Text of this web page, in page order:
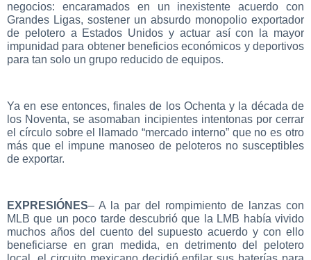
negocios: encaramados en un inexistente acuerdo con
Grandes Ligas, sostener un absurdo monopolio exportador
de pelotero a Estados Unidos y actuar así con la mayor
impunidad para obtener beneficios económicos y deportivos
para tan solo un grupo reducido de equipos.
Ya en ese entonces, finales de los Ochenta y la década de
los Noventa, se asomaban incipientes intentonas por cerrar
el círculo sobre el llamado “mercado interno” que no es otro
más que el impune manoseo de peloteros no susceptibles
de exportar.
EXPRESIÓNES– A la par del rompimiento de lanzas con
MLB que un poco tarde descubrió que la LMB había vivido
muchos años del cuento del supuesto acuerdo y con ello
beneficiarse en gran medida, en detrimento del pelotero